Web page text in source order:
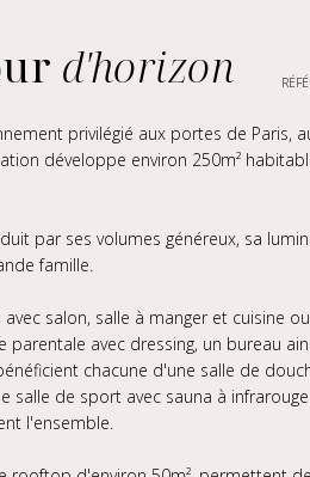
d'horizon
privilégié aux portes de Paris,
développe environ 250m²
par ses volumes généreux, sa
famille.
salon, salle à manger et cuisine
parentale avec dressing, un bureau
chacune d'une salle de
salle de sport avec sauna à
l'ensemble.